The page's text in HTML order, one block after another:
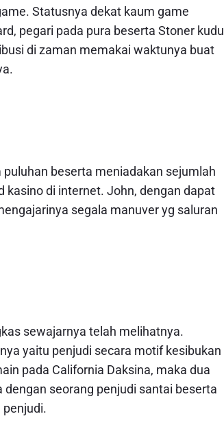
Statusnya dekat kaum game
pegari pada pura beserta Stoner kudu
di zaman memakai waktunya buat
beserta meniadakan sejumlah
di internet. John, dengan dapat
segala manuver yg saluran
sewajarnya telah melihatnya.
yaitu penjudi secara motif kesibukan
pada California Daksina, maka dua
seorang penjudi santai beserta